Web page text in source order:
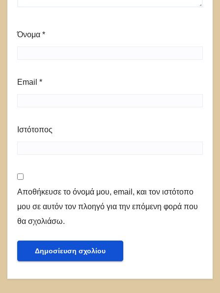
Όνομα *
Email *
Ιστότοπος
Αποθήκευσε το όνομά μου, email, και τον ιστότοπο
μου σε αυτόν τον πλοηγό για την επόμενη φορά που
θα σχολιάσω.